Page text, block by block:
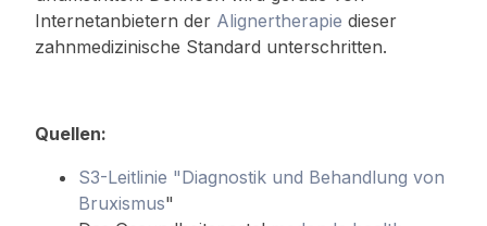
Internetanbietern der Alignertherapie dieser
zahnmedizinische Standard unterschritten.
Quellen:
S3-Leitlinie "Diagnostik und Behandlung von
Bruxismus"